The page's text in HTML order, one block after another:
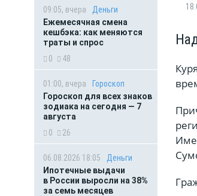
09:05, вчера
Деньги
Ежемесячная смена
кешбэка: как меняются
траты и спрос
0
48
01:00, вчера
Гороскоп
Гороскоп для всех знаков
зодиака на сегодня — 7
августа
0
26
06.08.2026 18:05
Деньги
Ипотечные выдачи
в России выросли на 38%
за семь месяцев